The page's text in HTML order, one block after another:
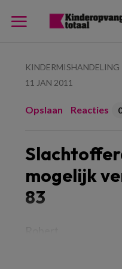
KINDERMISHANDELING
11 JAN 2011
Opslaan Reacties 0
mogelijk
83